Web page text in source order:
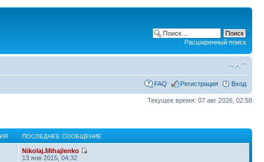
Расширенный поиск
FAQ Регистрация Вход
Текущее время: 07 авг 2026, 02:58
ПОСЛЕДНЕЕ СООБЩЕНИЕ
Nikolaj.Mihajlenko
13 янв 2015, 04:32